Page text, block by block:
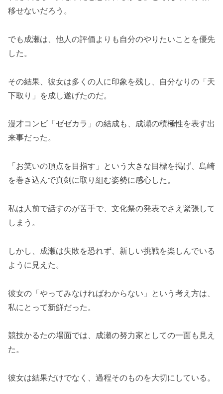
移せないだろう。
でも成瀬は、他人の評価よりも自分のやりたいことを優先
した。
その結果、彼女は多くの人に印象を残し、自分なりの「天
下取り」を成し遂げたのだ。
漫才コンビ「ゼゼカラ」の結成も、成瀬の積極性を表す出
来事だった。
「お笑いの頂点を目指す」という大きな目標を掲げ、島崎
を巻き込んで真剣に取り組む姿勢に感心した。
私は人前で話すのが苦手で、文化祭の発表でさえ緊張して
しまう。
しかし、成瀬は失敗を恐れず、新しい挑戦を楽しんでいる
ように見えた。
彼女の「やってみなければわからない」という考え方は、
私にとって新鮮だった。
競技かるたの場面では、成瀬の努力家としての一面も見え
た。
彼女は結果だけでなく、過程そのものを大切にしている。